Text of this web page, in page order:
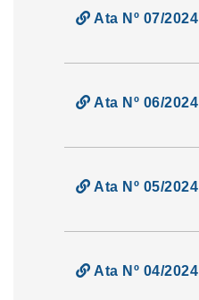
Ata Nº 07/2024
Ata Nº 06/2024
Ata Nº 05/2024
Ata Nº 04/2024